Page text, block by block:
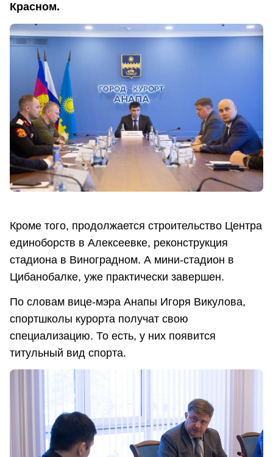
Красном.
Кроме того, продолжается строительство Центра
единоборств в Алексеевке, реконструкция
стадиона в Виноградном. А мини-стадион в
Цибанобалке, уже практически завершен.
По словам вице-мэра Анапы Игоря Викулова,
спортшколы курорта получат свою
специализацию. То есть, у них появится
титульный вид спорта.